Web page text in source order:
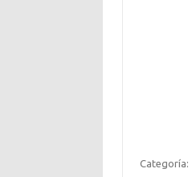
Categoría: